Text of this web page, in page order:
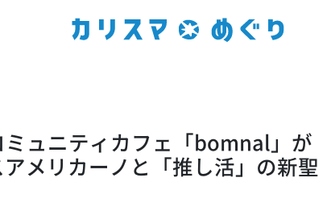
ュニティカフェ「bomnal」が
メリカーノと「推し活」の新聖